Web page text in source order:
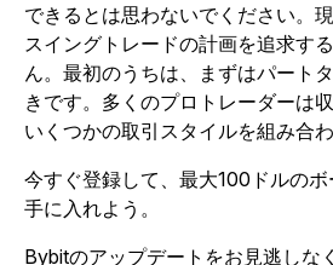
できるとは思わないでください。
スイングトレードの計画を追求す
ん。最初のうちは、まずはパート
きです。多くのプロトレーダーは
いくつかの取引スタイルを組み合わ
今すぐ登録して、最大100ドルの
手に入れよう。
Bybitのアップデートをお見逃しな